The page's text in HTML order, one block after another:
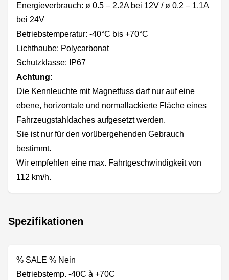
Energieverbrauch: ø 0.5 – 2.2A bei 12V / ø 0.2 – 1.1A
bei 24V
Betriebstemperatur: -40°C bis +70°C
Lichthaube: Polycarbonat
Schutzklasse: IP67
Achtung:
Die Kennleuchte mit Magnetfuss darf nur auf eine
ebene, horizontale und normallackierte Fläche eines
Fahrzeugstahldaches aufgesetzt werden.
Sie ist nur für den vorübergehenden Gebrauch
bestimmt.
Wir empfehlen eine max. Fahrtgeschwindigkeit von
112 km/h.
Spezifikationen
% SALE % Nein
Betriebstemp. -40C à +70C